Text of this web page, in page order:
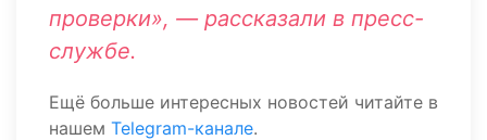
проверки», — рассказали в пресс-
службе.
Ещё больше интересных новостей читайте в
нашем Telegram-канале.